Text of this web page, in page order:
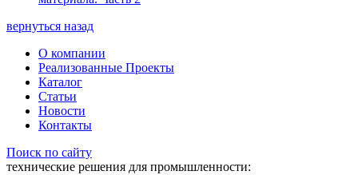
вернуться назад
О компании
Реализованные Проекты
Каталог
Статьи
Новости
Контакты
Поиск по сайту
технические решения для промышленности: